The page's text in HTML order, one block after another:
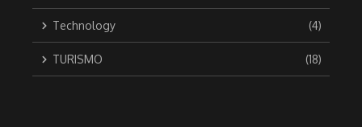
Technology (4)
TURISMO (18)